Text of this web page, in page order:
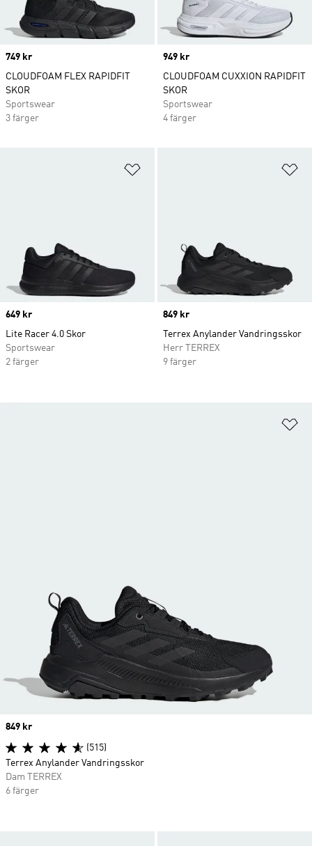
Price
749 kr
CLOUDFOAM FLEX RAPIDFIT
SKOR
Sportswear
3 färger
Price
949 kr
CLOUDFOAM CUXXION RAPIDFIT
SKOR
Sportswear
4 färger
Price
649 kr
Lite Racer 4.0 Skor
Sportswear
2 färger
Price
849 kr
Terrex Anylander Vandringsskor
Herr TERREX
9 färger
Price
849 kr
(515)
Terrex Anylander Vandringsskor
Dam TERREX
6 färger